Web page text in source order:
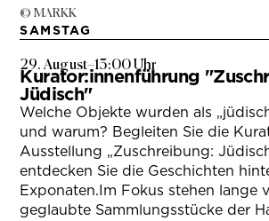
© MARKK
SAMSTAG
29. August–13:00 Uhr
Kurator:innenführung
Jüdisch"
Welche Objekte wurden als
und warum? Begleiten Sie die
Ausstellung „Zuschreibung:
entdecken Sie die Geschichten
Exponaten.Im Fokus stehen lange
geglaubte Sammlungsstücke der